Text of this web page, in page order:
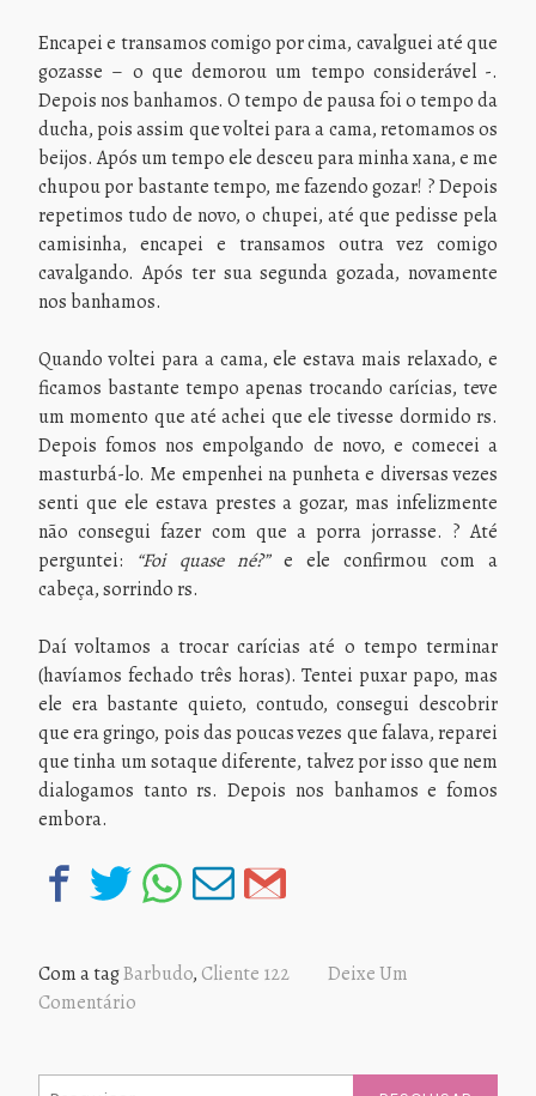
Encapei e transamos comigo por cima, cavalguei até que
gozasse – o que demorou um tempo considerável -.
Depois nos banhamos. O tempo de pausa foi o tempo da
ducha, pois assim que voltei para a cama, retomamos os
beijos. Após um tempo ele desceu para minha xana, e me
chupou por bastante tempo, me fazendo gozar! ? Depois
repetimos tudo de novo, o chupei, até que pedisse pela
camisinha, encapei e transamos outra vez comigo
cavalgando. Após ter sua segunda gozada, novamente
nos banhamos.
Quando voltei para a cama, ele estava mais relaxado, e
ficamos bastante tempo apenas trocando carícias, teve
um momento que até achei que ele tivesse dormido rs.
Depois fomos nos empolgando de novo, e comecei a
masturbá-lo. Me empenhei na punheta e diversas vezes
senti que ele estava prestes a gozar, mas infelizmente
não consegui fazer com que a porra jorrasse. ? Até
perguntei: “Foi quase né?”e ele confirmou com a
cabeça, sorrindo rs.
Daí voltamos a trocar carícias até o tempo terminar
(havíamos fechado três horas). Tentei puxar papo, mas
ele era bastante quieto, contudo, consegui descobrir
que era gringo, pois das poucas vezes que falava, reparei
que tinha um sotaque diferente, talvez por isso que nem
dialogamos tanto rs. Depois nos banhamos e fomos
embora.
Com a tagBarbudo, Cliente 122
Deixe Um
Comentário